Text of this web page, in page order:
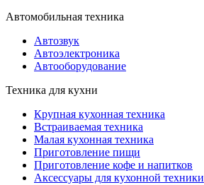
Автомобильная техника
Автозвук
Автоэлектроника
Автооборудование
Техника для кухни
Крупная кухонная техника
Встраиваемая техника
Малая кухонная техника
Приготовление пищи
Приготовление кофе и напитков
Аксессуары для кухонной техники